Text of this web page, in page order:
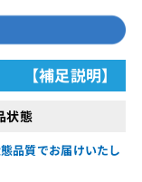
【補足説明】
状態
品質でお届けいたし